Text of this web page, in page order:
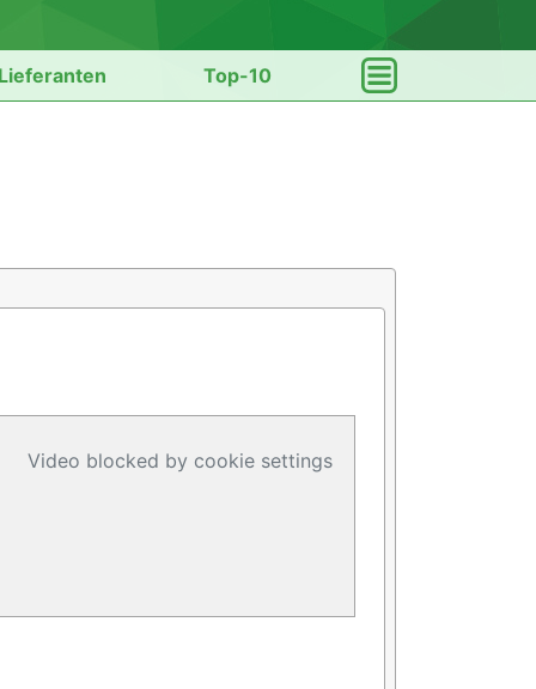
Lieferanten Top-10
Video blocked by cookie settings